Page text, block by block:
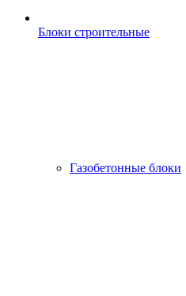
Блоки строительные
Газобетонные блоки